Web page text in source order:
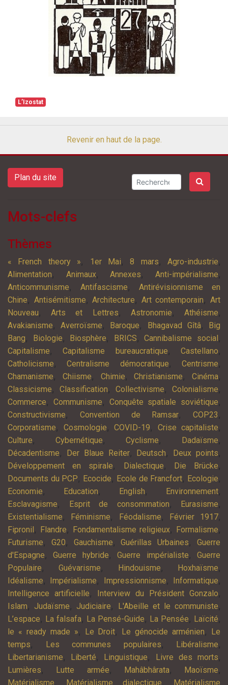
L’Izostat
Revenir en haut de la page.
Plan du site
Mots-clefs
Thèmes
« French theory », 1er Mai,8 mars, Agro-industrie,
Alimentation, Animaux,Annexes,Anti-impérialisme,
Anticommunisme, Antifascisme, Antirévisionnisme en
Chine, Antisémitisme,Architecture, Art contemporain,Art
Nouveau,Arts et Lettres, Astronomie,Athéisme,
Avakianisme,Averroïsme, Baroque, Bhagavad Gîtâ, Big
Bang, Biologie, Biosphère, BRICS,Cannibalisme social,
Capitalisme,Capitalisme bureaucratique,Castellano,
Catholicisme,Centralisme démocratique,Centrisme,
Chamanisme, Chiisme, Chimie,Christianisme, Cinéma,
Classicisme, Classification, Collectivisme, Colonialisme,
Commerce, Communisme, Conquête spatiale soviétique,
Constructivisme, Convention de Ramsar, COP23 ,
Corporatisme, Cosmologie, COVID-19, Crise capitaliste,
Culture, Cybernétique, Cyclisme, Dadaïsme,
Décadentisme, Der Blaue Reiter, Deutsch, Deux points,
Développement en spirale, Dialectique, Die Brücke,
Documents du PCP, Ecocide, Ecole de Francfort, Ecologie,
Economie, Education, English, Environnement,
Esclavagisme, Esprit de consommation, Eurasisme,
Existentialisme, Féminisme, Féodalisme, Février 1917,
Fipronil, Flandre, Fondamentalisme religieux, Formalisme,
Futurisme, G20, Gauchisme,Guérillas Urbaines,Guerre
d'Espagne,Guerre hybride,Guerre impérialiste,Guerre
Populaire,Guévarisme, Hindouisme, Hoxhaïsme,
Idéalisme, Impérialisme, Impressionnisme, Informatique,
Intelligence artificielle, Interview du Président Gonzalo,
Islam, Judaïsme, Judiciaire, L'Abeille et le communiste,
L’espace, La falsafa, La Pensé-Guide, La Pensée, Laïcité,
le « ready made », Le Droit, Le génocide arménien, Le
temps, Les communes populaires, Libéralisme,
Libertarianisme, Liberté, Linguistique, Livre des morts,
Lumières, Lutte armée, Mahâbhârata, Maoïsme,
Matérialisme Matérialisme dialectique Matérialisme